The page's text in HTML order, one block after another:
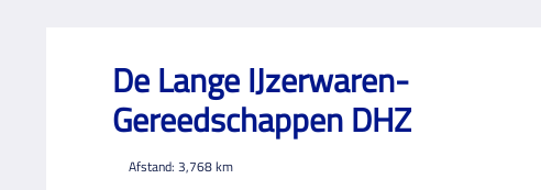
De Lange IJzerwaren-
Gereedschappen DHZ
Afstand: 3,768km